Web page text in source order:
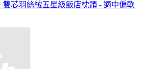
芯羽絲絨五星級飯店枕頭 - 適中偏軟